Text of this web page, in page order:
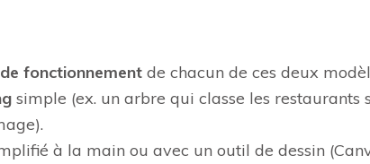
fonctionnement de chacun de ces deux
simple (ex. un arbre qui classe les
à la main ou avec un outil de dessin